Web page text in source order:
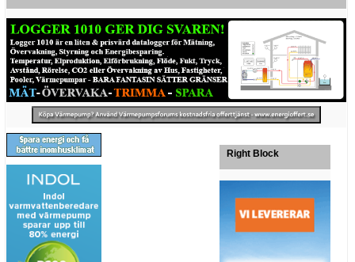
Right Block